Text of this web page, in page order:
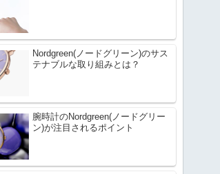
Nordgreen(ノードグリーン)のサス
テナブルな取り組みとは？
腕時計のNordgreen(ノードグリー
ン)が注目されるポイント